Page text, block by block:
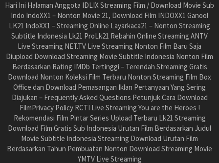
Hari Ini Halaman Anggota IDLIX Streaming Film / Download Movie Sub
Indo IndoXX1 – Nonton Movie 21, Download Film INDOXX1 Ganool
LK21 IndoXX1 – Streaming Online Layarkaca21 – Nonton Streaming
Subtitle Indonesia Lk21 ProLk21 Rebahin Online Streaming ANTV
Live Streaming NET.TV Live Streaming Nonton Film Baru Saja
Diupload Download Streaming Movie Subtitle Indonesia Nonton Film
Berdasarkan Rating IMDb Tertinggi – Terendah Streaming Gratis
Download Nonton Koleksi Film Terbaru Nonton Streaming Film Box
Office dan Download Pemasangan Iklan Pertanyaan Yang Sering
Diajukan – Frequently Asked Questions Petunjuk Cara Download
FilmPrivacy Policy RCTI Live Streaming You are the Heroes !
Rekomendasi Film Pintar Series Upload Terbaru Lk21 Streaming
Download Film Gratis Sub Indonesia Urutan Film Berdasarkan Judul
Movie Subtitle Indonesia Streaming Download Urutan Film
Berdasarkan Tahun Pembuatan Nonton Download Streaming Movie
YMTV Live Streaming